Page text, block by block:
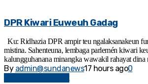
DPR Kiwari Euweuh Gadag
Ku: Ridhazia DPR ampir teu ngalaksanakeun
mistina. Sahenteuna, lembaga parlemén kiwari
kalungguhanana minangka wawakil rahayat dina
By admin@sundanews17 hours ago0